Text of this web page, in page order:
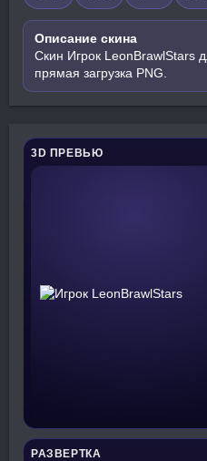
Описание скина
Скин Игрок LeonBrawlStars
прямая загрузка PNG.
3D ПРЕВЬЮ
РАЗВЕРТКА